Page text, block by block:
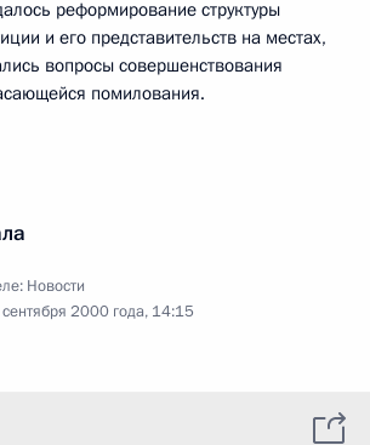
реформирование структуры
и его представительств на местах,
вопросы совершенствования
помилования.
Новости
2000 года, 14:15